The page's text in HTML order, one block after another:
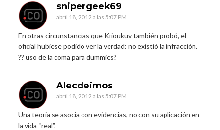
snipergeek69
abril 18, 2012 a las 5:07 PM
En otras circunstancias que Krioukuv también probó, el
oficial hubiese podido ver la verdad: no existió la infracción.
?? uso de la coma para dummies?
Alecdeimos
abril 18, 2012 a las 5:07 PM
Una teoria se asocia con evidencias, no con su aplicación en
la vida “real”.